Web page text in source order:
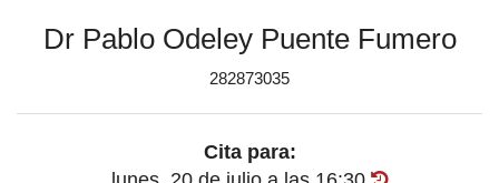
Dr Pablo Odeley Puente Fumero
282873035
Cita para: